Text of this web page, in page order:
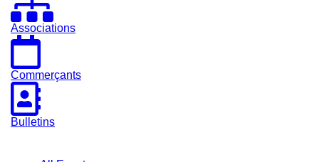
Associations
Commerçants
Bulletins